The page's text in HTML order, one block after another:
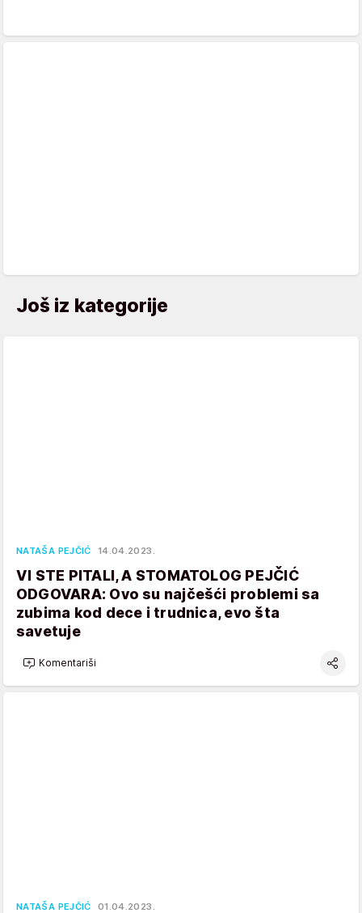
Još iz kategorije
NATAŠA PEJČIĆ 14.04.2023.
VI STE PITALI, A STOMATOLOG PEJČIĆ
ODGOVARA: Ovo su najčešći problemi sa
zubima kod dece i trudnica, evo šta
savetuje
Komentariši
NATAŠA PEJČIĆ 01.04.2023.